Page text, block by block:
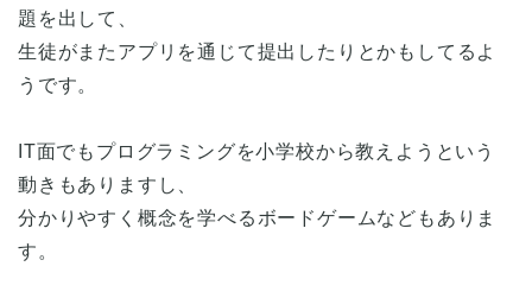
題を出して、
生徒がまたアプリを通じて提出したりとかもしてるよ
うです。
IT面でもプログラミングを小学校から教えようという
動きもありますし、
分かりやすく概念を学べるボードゲームなどもありま
す。